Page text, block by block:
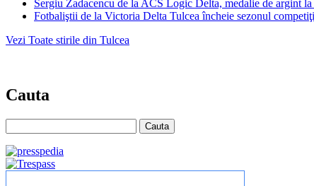
Sergiu Zadacencu de la ACS Logic Delta, medalie de argint
Fotbaliştii de la Victoria Delta Tulcea încheie sezonul
Vezi Toate stirile din Tulcea
Cauta